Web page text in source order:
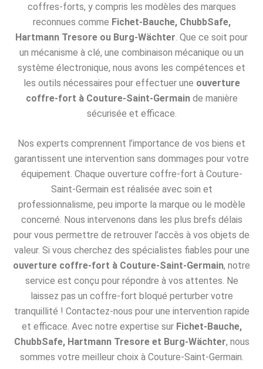
coffres-forts, y compris les modèles des marques
reconnues comme Fichet-Bauche, ChubbSafe,
Hartmann Tresore ou Burg-Wächter . Que ce soit pour
un mécanisme à clé, une combinaison mécanique ou un
système électronique, nous avons les compétences et
les outils nécessaires pour effectuer une ouverture
coffre-fort à Couture-Saint-Germainde manière
sécurisée et efficace.
Nos experts comprennent l’importance de vos biens et
garantissent une intervention sans dommages pour votre
équipement. Chaque ouverture coffre-fort à Couture-
Saint-Germain est réalisée avec soin et
professionnalisme, peu importe la marque ou le modèle
concerné. Nous intervenons dans les plus brefs délais
pour vous permettre de retrouver l’accès à vos objets de
valeur. Si vous cherchez des spécialistes fiables pour une
ouverture coffre-fort à Couture-Saint-Germain, notre
service est conçu pour répondre à vos attentes. Ne
laissez pas un coffre-fort bloqué perturber votre
tranquillité ! Contactez-nous pour une intervention rapide
et efficace. Avec notre expertise sur Fichet-Bauche,
ChubbSafe, Hartmann Tresore et Burg-Wächter, nous
sommes votre meilleur choix à Couture-Saint-Germain.